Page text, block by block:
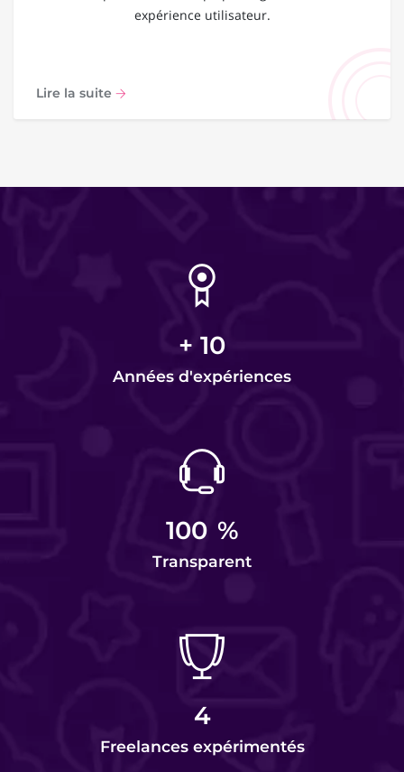
expérience utilisateur.
Lire la suite
+ 10
Années d'expériences
100 %
Transparent
4
Freelances expérimentés